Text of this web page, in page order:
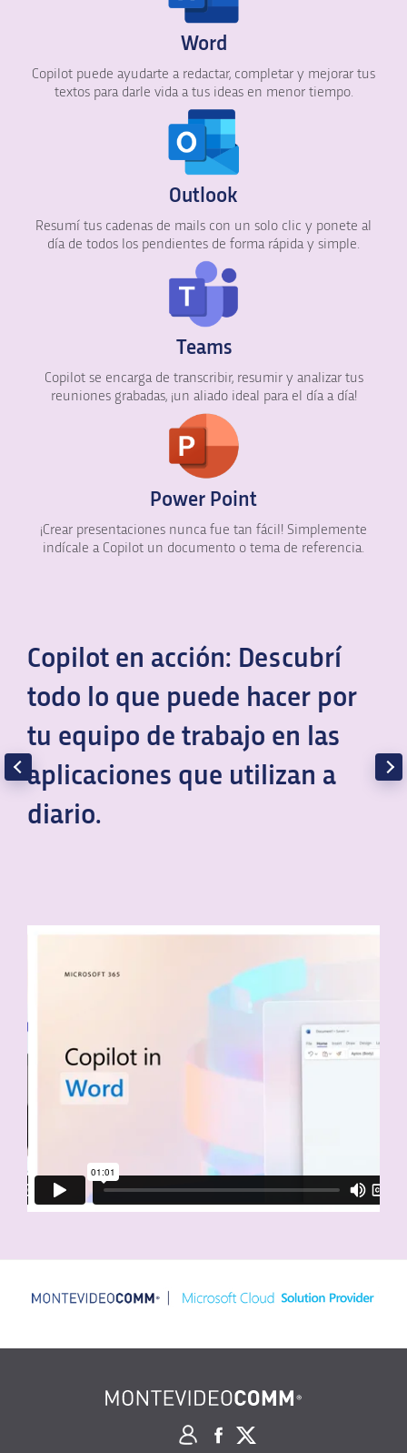
Word
Copilot puede ayudarte a redactar, completar y mejorar tus
textos para darle vida a tus ideas en menor tiempo.
Outlook
Resumí tus cadenas de mails con un solo clic y ponete al
día de todos los pendientes de forma rápida y simple.
Teams
Copilot se encarga de transcribir, resumir y analizar tus
reuniones grabadas, ¡un aliado ideal para el día a día!
Power Point
¡Crear presentaciones nunca fue tan fácil! Simplemente
indícale a Copilot un documento o tema de referencia.
Copilot en acción: Descubrí
todo lo que puede hacer por
tu equipo de trabajo en las
aplicaciones que utilizan a
diario.